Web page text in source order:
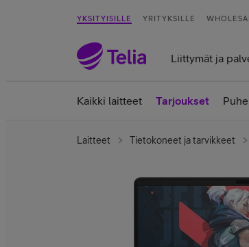
YKSITYISILLE YRITYKSILLE
Liittymät ja
Kaikki laitteet Tarjoukset
Laitteet Tietokoneet ja tarvikkeet